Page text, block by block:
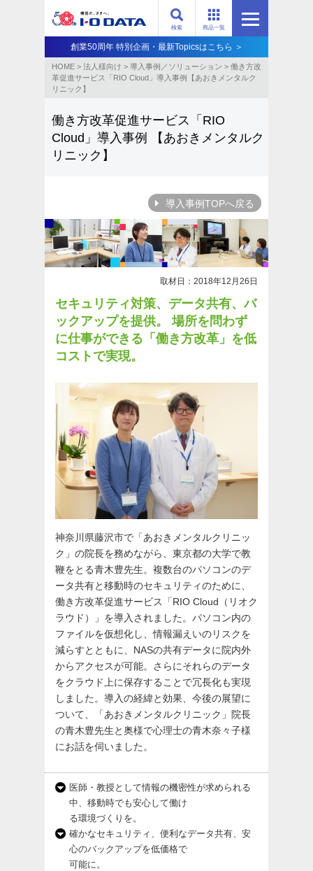
商品一覧
検索
創業50周年 特別企画・最新Topicsはこちら ＞
HOME > 法人様向け > 導入事例／ソリューション > 働き方改
革促進サービス「RIO Cloud」導入事例【あおきメンタルク
リニック】
働き方改革促進サービス「RIO
Cloud」導入事例
【あおきメンタルク
リニック】
導入事例TOPへ戻る
取材日：2018年12月26日
セキュリティ対策、データ共有、バ
ックアップを提供。
場所を問わず
に仕事ができる「働き方改革」を低
コストで実現。
神奈川県藤沢市で「あおきメンタルクリニッ
ク」の院長を務めながら、東京都の大学で教
鞭をとる青木豊先生。複数台のパソコンのデ
ータ共有と移動時のセキュリティのために、
働き方改革促進サービス「RIO Cloud（リオク
ラウド）」を導入されました。パソコン内の
ファイルを仮想化し、情報漏えいのリスクを
減らすとともに、NASの共有データに院内外
からアクセスが可能。さらにそれらのデータ
をクラウド上に保存することで冗長化も実現
しました。導入の経緯と効果、今後の展望に
ついて、「あおきメンタルクリニック」院長
の青木豊先生と奥様で心理士の青木奈々子様
にお話を伺いました。
医師・教授として情報の機密性が求められる
中、移動時でも安心して働け
る環境づくりを。
確かなセキュリティ、便利なデータ共有、安
心のバックアップを低価格で
可能に。